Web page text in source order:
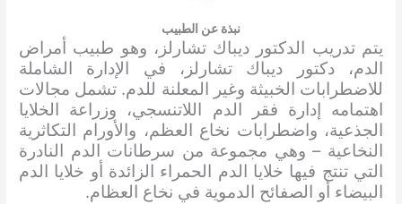
نبذة عن الطبيب
يتم تدريب الدكتور ديباك تشارلز، وهو طبيب أمراض
الدم، دكتور ديباك تشارلز، في الإدارة الشاملة
للاضطرابات الخبيثة وغير المعلنة للدم. تشمل مجالات
اهتمامه إدارة فقر الدم اللاتنسجي، وزراعة الخلايا
الجذعية، واضطرابات نخاع العظم، والأورام التكاثرية
النخاعية – وهي مجموعة من سرطانات الدم النادرة
التي تنتج فيها خلايا الدم الحمراء الزائدة أو خلايا الدم
البيضاء أو الصفائح الدموية في نخاع العظام.